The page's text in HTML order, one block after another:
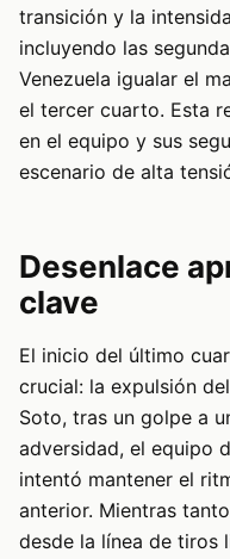
transición y la
incluyendo las
Venezuela igualar el
el tercer cuarto. Esta
en el equipo y sus
escenario de alta
Desenlace
clave
El inicio del último
crucial: la expulsión
Soto, tras un golpe a
adversidad, el equipo
intentó mantener el
anterior. Mientras
desde la línea de tiros